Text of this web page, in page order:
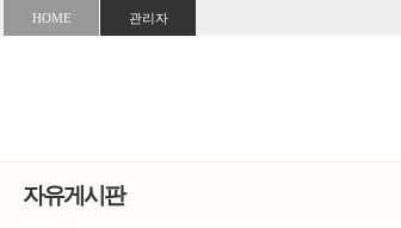
HOME 관리자
자유게시판